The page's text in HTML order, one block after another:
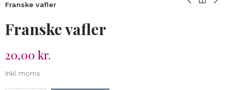
Franske vafler
Franske vafler
20,00 kr.
Inkl. moms